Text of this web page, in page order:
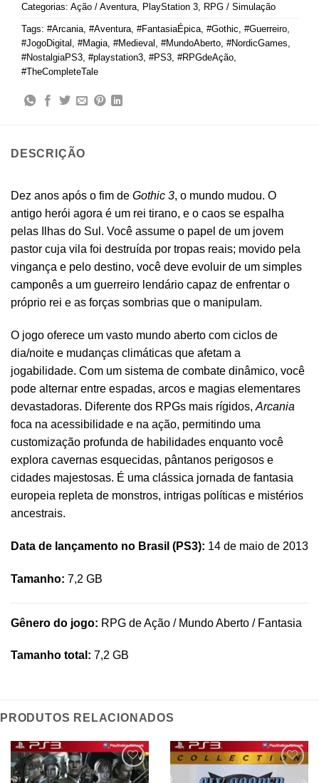
Categorias: Ação / Aventura PlayStation 3 RPG / Simulação
Tags: #Arcania #Aventura #FantasiaÉpica #Gothic #Guerreiro
#JogoDigital
#Magia #Medieval #MundoAberto #NordicGames
#NostalgiaPS3 #playstation3 #PS3 #RPGdeAção
#TheCompleteTale
DESCRIÇÃO
Dez anos após o fim de Gothic 3, o mundo mudou. O
antigo herói agora é um rei tirano, e o caos se espalha
pelas Ilhas do Sul. Você assume o papel de um jovem
pastor cuja vila foi destruída por tropas reais; movido pela
vingança e pelo destino, você deve evoluir de um simples
camponês a um guerreiro lendário capaz de enfrentar o
próprio rei e as forças sombrias que o manipulam.
O jogo oferece um vasto mundo aberto com ciclos de
dia/noite e mudanças climáticas que afetam a
jogabilidade. Com um sistema de combate dinâmico, você
pode alternar entre espadas, arcos e magias elementares
devastadoras. Diferente dos RPGs mais rígidos, Arcania
foca na acessibilidade e na ação, permitindo uma
customização profunda de habilidades enquanto você
explora cavernas esquecidas, pântanos perigosos e
cidades majestosas. É uma clássica jornada de fantasia
europeia repleta de monstros, intrigas políticas e mistérios
ancestrais.
Data de lançamento no Brasil (PS3): 14 de maio de 2013
Tamanho: 7,2 GB
Gênero do jogo: RPG de Ação / Mundo Aberto / Fantasia
Tamanho total: 7,2 GB
PRODUTOS RELACIONADOS